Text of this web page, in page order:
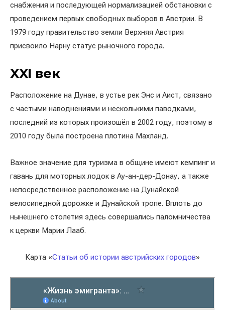
снабжения и последующей нормализацией обстановки с
проведением первых свободных выборов в Австрии. В
1979 году правительство земли Верхняя Австрия
присвоило Нарну статус рыночного города.
XXI век
Расположение на Дунае, в устье рек Энс и Аист, связано
с частыми наводнениями и несколькими паводками,
последний из которых произошёл в 2002 году, поэтому в
2010 году была построена плотина Махланд.
Важное значение для туризма в общине имеют кемпинг и
гавань для моторных лодок в Ау-ан-дер-Донау, а также
непосредственное расположение на Дунайской
велосипедной дорожке и Дунайской тропе. Вплоть до
нынешнего столетия здесь совершались паломничества
к церкви Марии Лааб.
Карта «Статьи об истории австрийских городов»